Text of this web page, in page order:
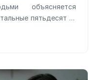
объясняется
пятьдесят —